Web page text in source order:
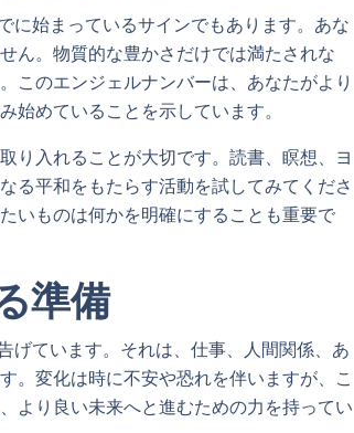
に始まっているサインでもあります。あな
ん。物質的な豊かさだけでは満たされな
このエンジェルナンバーは、あなたがより
始めていることを示しています。
り入れることが大切です。読書、瞑想、ヨ
る平和をもたらす活動を試してみてくださ
いものは何かを明確にすることも重要で
準備
げています。それは、仕事、人間関係、あ
。変化は時に不安や恐れを伴いますが、こ
より良い未来へと進むための力を持ってい